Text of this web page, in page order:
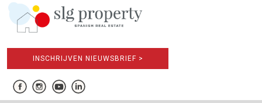
INSCHRIJVEN NIEUWSBRIEF >